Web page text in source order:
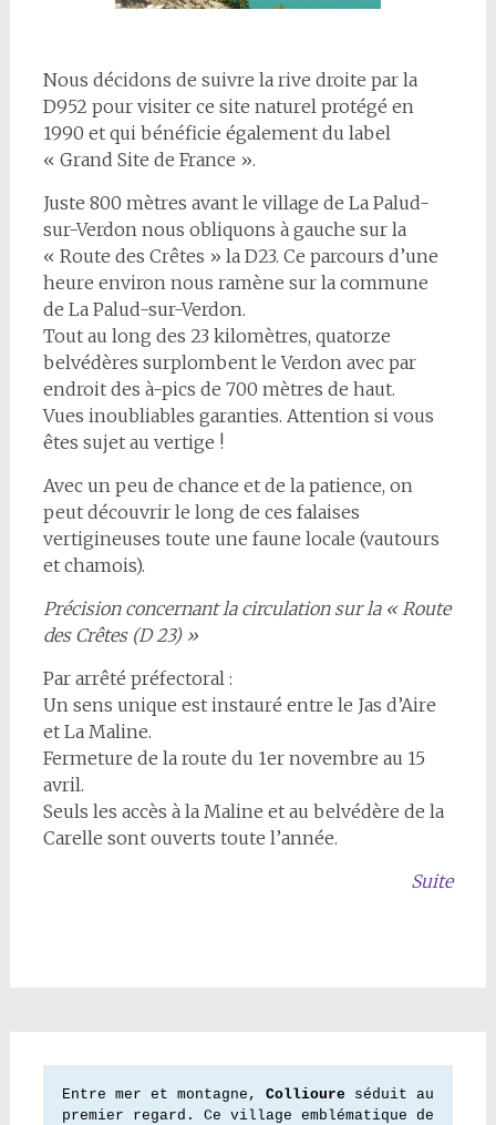
Nous décidons de suivre la rive droite par la
D952 pour visiter ce site naturel protégé en
1990 et qui bénéficie également du label
« Grand Site de France ».
Juste 800 mètres avant le village de La Palud-
sur-Verdon nous obliquons à gauche sur la
« Route des Crêtes » la D23. Ce parcours d’une
heure environnous ramène sur la commune
de La Palud-sur-Verdon.
Tout au long des 23 kilomètres, quatorze
belvédères surplombent le Verdon avec par
endroit des à-pics de 700 mètres de haut.
Vues inoubliables garanties. Attention si vous
êtes sujet au vertige !
Avec un peu de chance et de la patience, on
peut découvrir le long de ces falaises
vertigineuses toute une faune locale (vautours
et chamois).
Précision concernant la circulation sur la « Route
des Crêtes (D 23) »
Par arrêté préfectoral :
Un sens unique est instauré entre le Jas d’Aire
et La Maline.
Fermeture de la route du 1er novembre au 15
avril.
Seuls les accès à la Maline et au belvédère de la
Carelle sont ouverts toute l’année.
Suite
Entre mer et montagne, Collioure séduit au
premier regard. Ce village emblématique de